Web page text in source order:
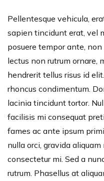
Pellentesque vehicula,
sapien tincidunt erat, vel
posuere tempor ante, non
lectus non rutrum ornare,
hendrerit tellus risus id
rhoncus condimentum.
lacinia tincidunt tortor.
facilisis mi consequat
fames ac ante ipsum
nulla orci, gravida
consectetur mi. Sed a
rutrum. Phasellus at